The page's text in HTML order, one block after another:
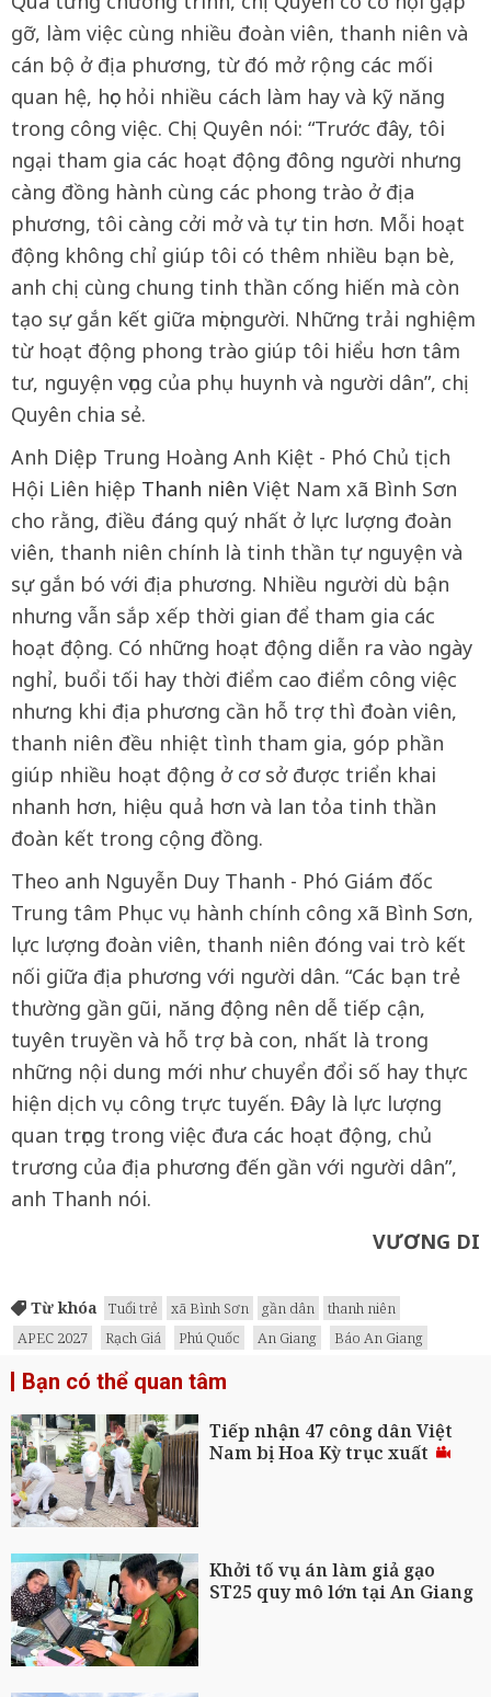
gỡ, làm việc cùng nhiều đoàn viên, thanh niên và
cán bộ ở địa phương, từ đó mở rộng các mối
quan hệ, học hỏi nhiều cách làm hay và kỹ năng
trong công việc. Chị Quyên nói: “Trước đây, tôi
ngại tham gia các hoạt động đông người nhưng
càng đồng hành cùng các phong trào ở địa
phương, tôi càng cởi mở và tự tin hơn. Mỗi hoạt
động không chỉ giúp tôi có thêm nhiều bạn bè,
anh chị cùng chung tinh thần cống hiến mà còn
tạo sự gắn kết giữa mọi người. Những trải nghiệm
từ hoạt động phong trào giúp tôi hiểu hơn tâm
tư, nguyện vọng của phụ huynh và người dân”, chị
Quyên chia sẻ.
Anh Diệp Trung Hoàng Anh Kiệt - Phó Chủ tịch
Hội Liên hiệp Thanh niên Việt Nam xã Bình Sơn
cho rằng, điều đáng quý nhất ở lực lượng đoàn
viên, thanh niên chính là tinh thần tự nguyện và
sự gắn bó với địa phương. Nhiều người dù bận
nhưng vẫn sắp xếp thời gian để tham gia các
hoạt động. Có những hoạt động diễn ra vào ngày
nghỉ, buổi tối hay thời điểm cao điểm công việc
nhưng khi địa phương cần hỗ trợ thì đoàn viên,
thanh niên đều nhiệt tình tham gia, góp phần
giúp nhiều hoạt động ở cơ sở được triển khai
nhanh hơn, hiệu quả hơn và lan tỏa tinh thần
đoàn kết trong cộng đồng.
Theo anh Nguyễn Duy Thanh - Phó Giám đốc
Trung tâm Phục vụ hành chính công xã Bình Sơn,
lực lượng đoàn viên, thanh niên đóng vai trò kết
nối giữa địa phương với người dân. “Các bạn trẻ
thường gần gũi, năng động nên dễ tiếp cận,
tuyên truyền và hỗ trợ bà con, nhất là trong
những nội dung mới như chuyển đổi số hay thực
hiện dịch vụ công trực tuyến. Đây là lực lượng
quan trọng trong việc đưa các hoạt động, chủ
trương của địa phương đến gần với người dân”,
anh Thanh nói.
VƯƠNG DI
Từ khóa Tuổi trẻ xã Bình Sơn gần dân
thanh niên
APEC 2027
Rạch Giá Phú Quốc An Giang Báo An Giang
Bạn có thể quan tâm
Tiếp nhận 47 công dân Việt
Nam bị Hoa Kỳ trục xuất
Khởi tố vụ án làm giả gạo
ST25 quy mô lớn tại An Giang